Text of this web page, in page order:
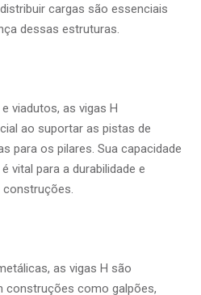
cargas são essenciais
dessas estruturas.
viadutos, as vigas H
ao suportar as pistas de
para os pilares. Sua capacidade
vital para a durabilidade e
construções.
as vigas H são
construções como galpões,